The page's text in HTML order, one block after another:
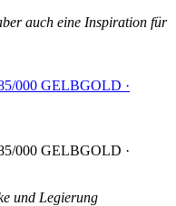
auch eine Inspiration für
000 GELBGOLD ·
000 GELBGOLD ·
und Legierung